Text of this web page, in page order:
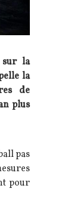
sur la
la
de
plus
pas
pour